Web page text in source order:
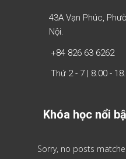
43A Vạn Phúc,
Nội.
+84 826 63 6262
Thứ 2 - 7 | 8.00 -
Khóa học nổi
Sorry, no posts